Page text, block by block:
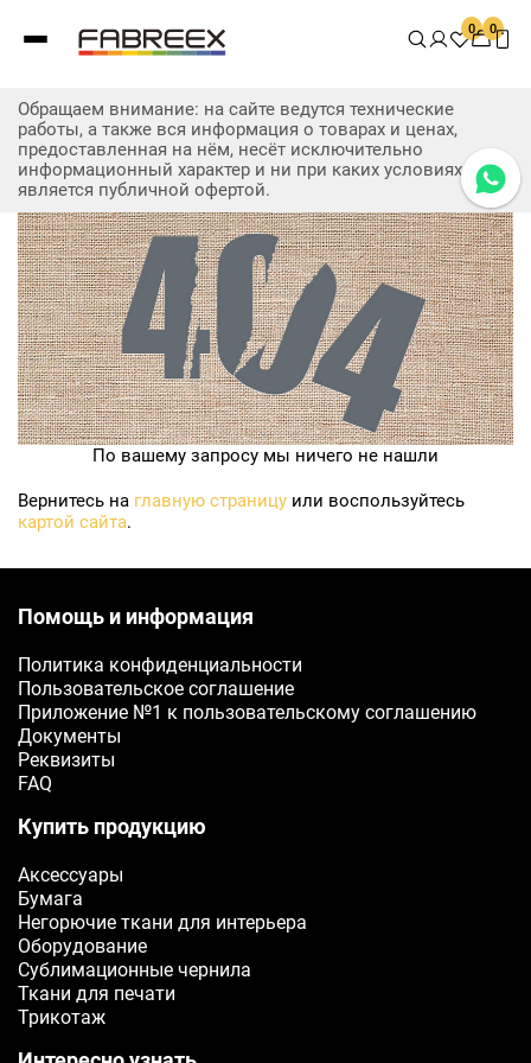
0 0
Обращаем внимание: на сайте ведутся технические
работы, а также вся информация о товарах и ценах,
предоставленная на нём, несёт исключительно
информационный характер и ни при каких условиях не
является публичной офертой.
По вашему запросу мы ничего не нашли
Вернитесь на главную страницу или воспользуйтесь
картой сайта.
Помощь и информация
Политика конфиденциальности
Пользовательское соглашение
Приложение №1 к пользовательскому соглашению
Документы
Реквизиты
FAQ
Купить продукцию
Аксессуары
Бумага
Негорючие ткани для интерьера
Оборудование
Сублимационные чернила
Ткани для печати
Трикотаж